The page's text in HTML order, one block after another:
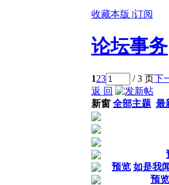
收藏本版 |订阅
论坛事务
123 / 3 页下
返 回
新窗 全部主题 最
预览 如是我
预览